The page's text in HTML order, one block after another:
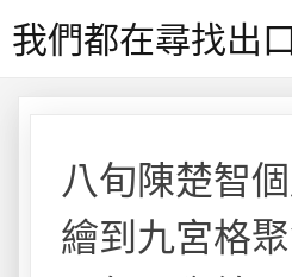
to我們都在尋找出
八旬陳楚智
繪到九宮格